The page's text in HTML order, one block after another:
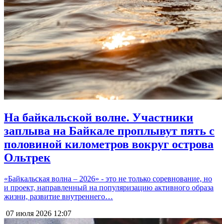
На байкальской волне. Участники
заплыва на Байкале проплывут пять с
половиной километров вокруг острова
Ольтрек
«Байкальская волна – 2026» - это не только соревнование, но
и проект, направленный на популяризацию активного образа
жизни, развитие внутреннего…
07 июля 2026 12:07